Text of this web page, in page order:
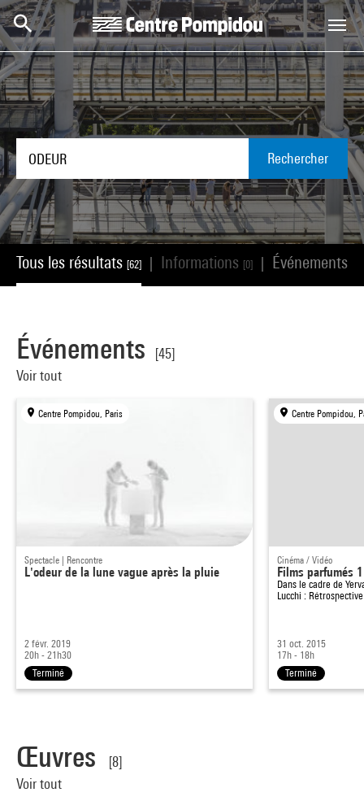
Aller au contenu principal
Centre Pompidou
Rechercher
Tous les résultats [62] Informations [0] Événements
Événements
[45]
Voir tout
Centre Pompidou, Paris
Spectacle | Rencontre
L'odeur de la lune vague après la pluie
2 févr. 2019
20h - 21h30
Terminé
Centre Pompidou,
Cinéma / Vidéo
Films parfumés 1
Dans le cadre de
Lucchi : Rétrospective
31 oct. 2015
17h - 18h
Terminé
Œuvres
[8]
Voir tout